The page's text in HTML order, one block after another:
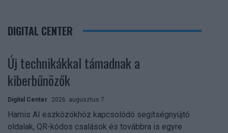
DIGITAL CENTER
Új technikákkal támadnak a
kiberbűnözők
Digital Center 2026. augusztus 7.
Hamis AI eszközökhöz kapcsolódó segítségnyújtó
oldalak, QR-kódos csalások és továbbra is egyre